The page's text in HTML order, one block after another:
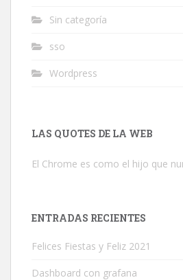
Sin categoría
sso
Wordpress
LAS QUOTES DE LA WEB
El Chrome es como el hijo que
ENTRADAS RECIENTES
Felices Fiestas y Feliz 2021
Dashboard con grafana